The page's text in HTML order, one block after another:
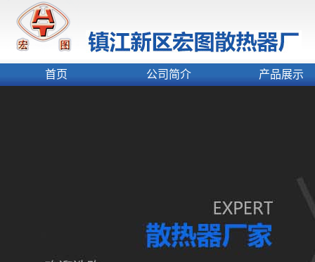
首页 公司简介 产品展示